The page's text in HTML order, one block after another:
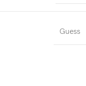
Guess